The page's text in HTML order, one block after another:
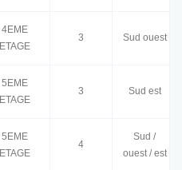
4EME
ETAGE
3 Sud ouest
5EME
ETAGE
3 Sud est
5EME
ETAGE
4
Sud /
ouest / est